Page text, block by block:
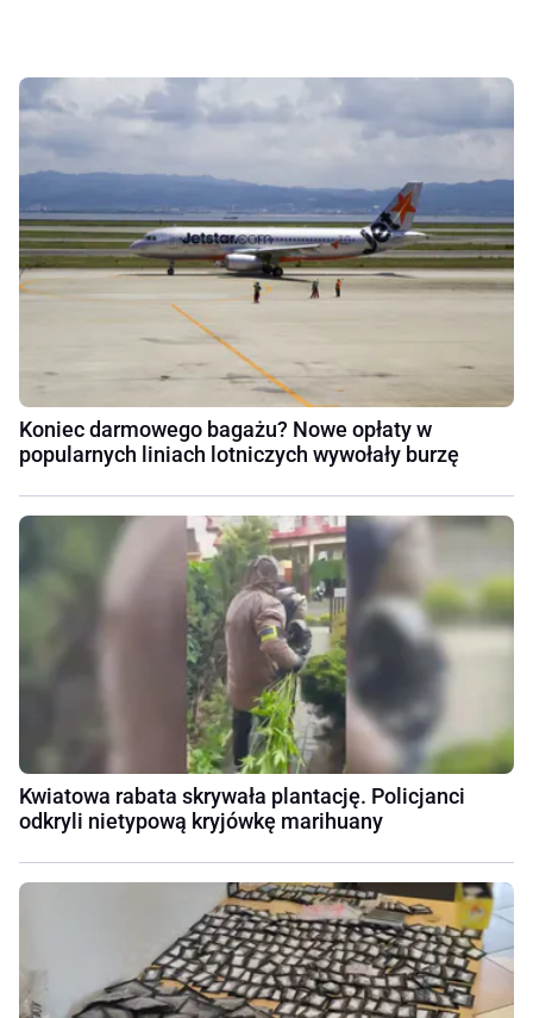
Koniec darmowego bagażu? Nowe opłaty w
popularnych liniach lotniczych wywołały burzę
Kwiatowa rabata skrywała plantację. Policjanci
odkryli nietypową kryjówkę marihuany